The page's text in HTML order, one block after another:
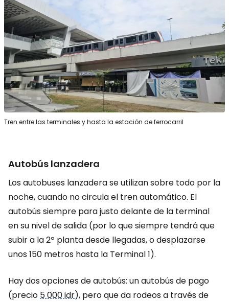
Tren entre las terminales y hasta la estación de ferrocarril
Autobús lanzadera
Los autobuses lanzadera se utilizan sobre todo por la
noche, cuando no circula el tren automático. El
autobús siempre para justo delante de la terminal
en su nivel de salida (por lo que siempre tendrá que
subir a la 2ª planta desde llegadas, o desplazarse
unos 150 metros hasta la Terminal 1).
Hay dos opciones de autobús: un autobús de pago
(precio5 000 idr), pero que da rodeos a través de